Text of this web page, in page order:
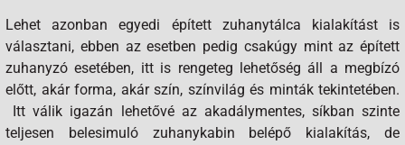
Lehet azonban egyedi épített zuhanytálca kialakítást is
választani, ebben az esetben pedig csakúgy mint az épített
zuhanyzó esetében, itt is rengeteg lehetőség áll a megbízó
előtt, akár forma, akár szín, színvilág és minták tekintetében.
Itt válik igazán lehetővé az akadálymentes, síkban szinte
teljesen belesimuló zuhanykabin belépő kialakítás, de